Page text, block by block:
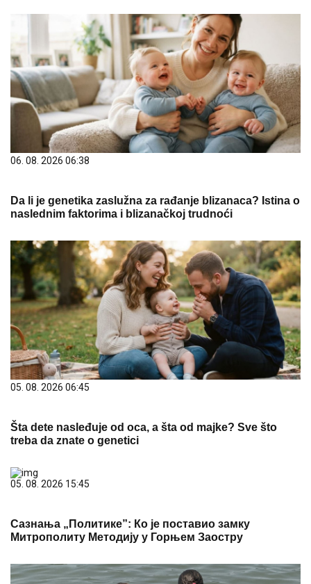
06. 08. 2026 06:38
Da li je genetika zaslužna za rađanje blizanaca? Istina o
naslednim faktorima i blizanačkoj trudnoći
05. 08. 2026 06:45
Šta dete nasleđuje od oca, a šta od majke? Sve što
treba da znate o genetici
05. 08. 2026 15:45
Сазнања „Политике”: Ко је поставио замку
Митрополиту Методију у Горњем Заостру